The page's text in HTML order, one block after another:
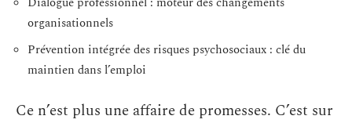
organisationnels
Prévention intégrée des risques psychosociaux : clé du
maintien dans l’emploi
Ce n’est plus une affaire de promesses. C’est sur